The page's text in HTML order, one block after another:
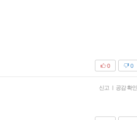
0
0
신고 | 공감 확인